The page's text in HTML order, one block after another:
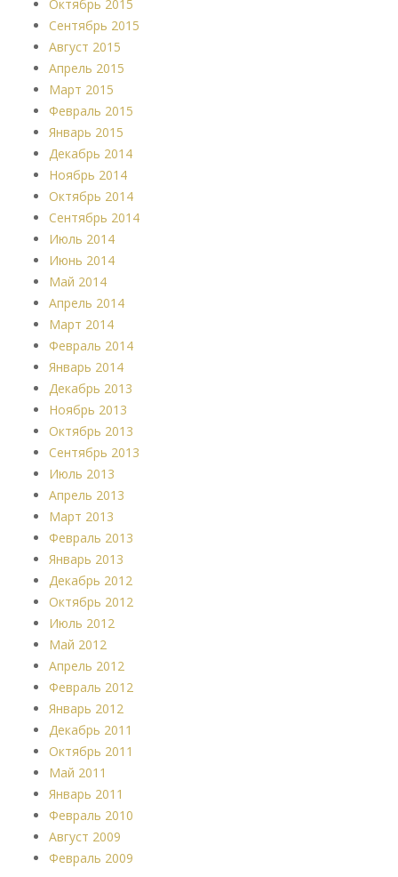
Октябрь 2015
Сентябрь 2015
Август 2015
Апрель 2015
Март 2015
Февраль 2015
Январь 2015
Декабрь 2014
Ноябрь 2014
Октябрь 2014
Сентябрь 2014
Июль 2014
Июнь 2014
Май 2014
Апрель 2014
Март 2014
Февраль 2014
Январь 2014
Декабрь 2013
Ноябрь 2013
Октябрь 2013
Сентябрь 2013
Июль 2013
Апрель 2013
Март 2013
Февраль 2013
Январь 2013
Декабрь 2012
Октябрь 2012
Июль 2012
Май 2012
Апрель 2012
Февраль 2012
Январь 2012
Декабрь 2011
Октябрь 2011
Май 2011
Январь 2011
Февраль 2010
Август 2009
Февраль 2009